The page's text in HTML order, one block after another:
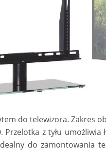
do telewizora. Zakres
Przelotka z tyłu
do zamontowania